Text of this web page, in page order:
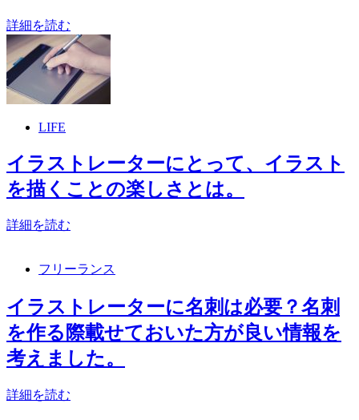
詳細を読む
LIFE
イラストレーターにとって、イラスト
を描くことの楽しさとは。
詳細を読む
フリーランス
イラストレーターに名刺は必要？名刺
を作る際載せておいた方が良い情報を
考えました。
詳細を読む